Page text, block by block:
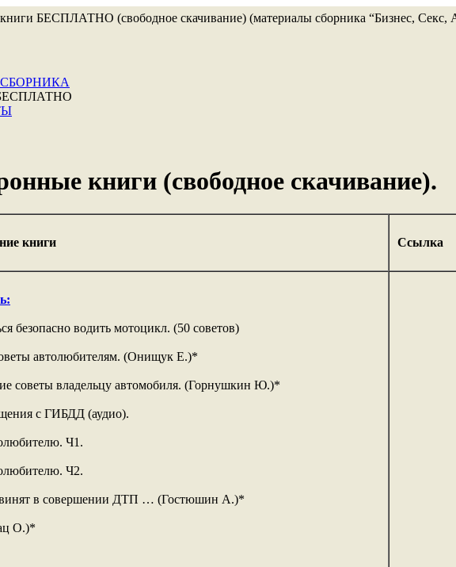
книги (свободное скачивание).
книги Ссылка
безопасно водить мотоцикл. (50 советов)
автолюбителям. (Онищук Е.)*
советы владельцу автомобиля. (Горнушкин Ю.)*
с ГИБДД (аудио).
Ч1.
Ч2.
в совершении ДТП … (Гостюшин А.)*
О.)*